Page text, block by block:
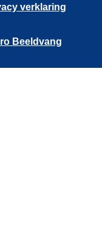
verklaring
Beeldvang